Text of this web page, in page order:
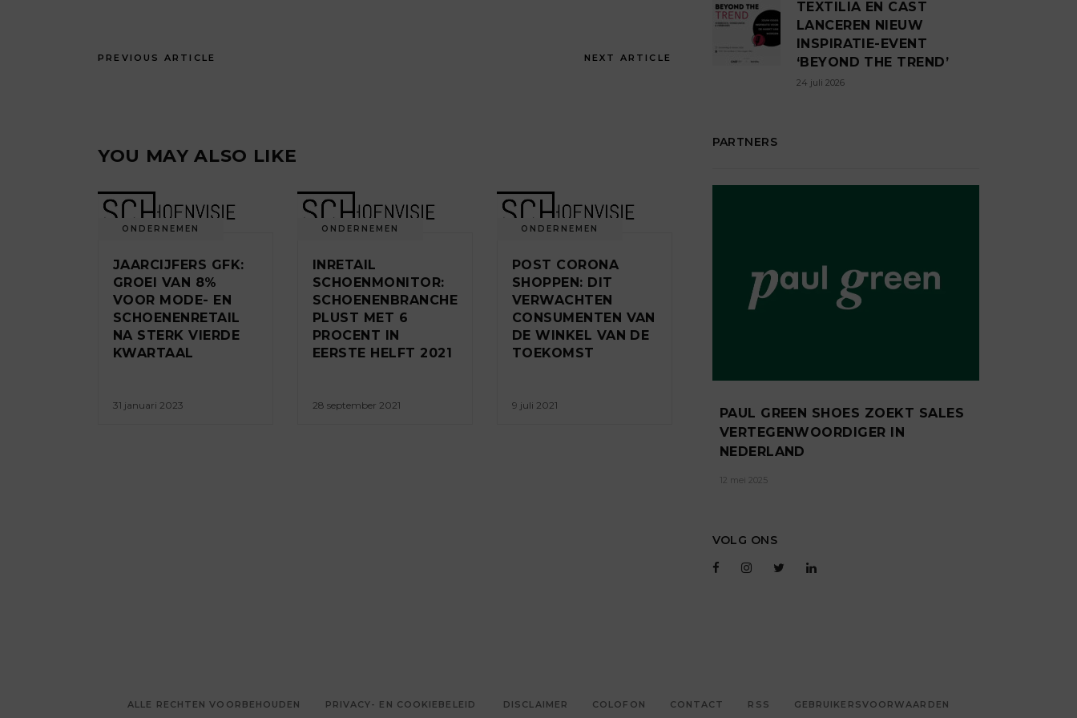
PREVIOUS ARTICLE NEXT ARTICLE
YOU MAY ALSO LIKE
ONDERNEMEN
JAARCIJFERS GFK:
GROEI VAN 8%
VOOR MODE- EN
SCHOENENRETAIL
NA STERK VIERDE
KWARTAAL
31 januari 2023
ONDERNEMEN
INRETAIL
SCHOENMONITOR:
SCHOENENBRANCHE
PLUST MET 6
PROCENT IN
EERSTE HELFT 2021
28 september 2021
ONDERNEMEN
POST CORONA
SHOPPEN: DIT
VERWACHTEN
CONSUMENTEN VAN
DE WINKEL VAN DE
TOEKOMST
9 juli 2021
TEXTILIA EN CAST
LANCEREN NIEUW
INSPIRATIE-EVENT
‘BEYOND THE TREND’
24 juli 2026
PARTNERS
PAUL GREEN SHOES ZOEKT SALES
VERTEGENWOORDIGER IN
NEDERLAND
12 mei 2025
VOLG ONS
ALLE RECHTEN VOORBEHOUDEN PRIVACY- EN COOKIEBELEID DISCLAIMER COLOFON CONTACT RSS GEBRUIKERSVOORWAARDEN